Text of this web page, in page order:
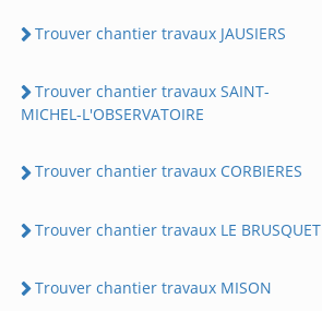
Trouver chantier travaux JAUSIERS
Trouver chantier travaux SAINT-
MICHEL-L'OBSERVATOIRE
Trouver chantier travaux CORBIERES
Trouver chantier travaux LE BRUSQUET
Trouver chantier travaux MISON